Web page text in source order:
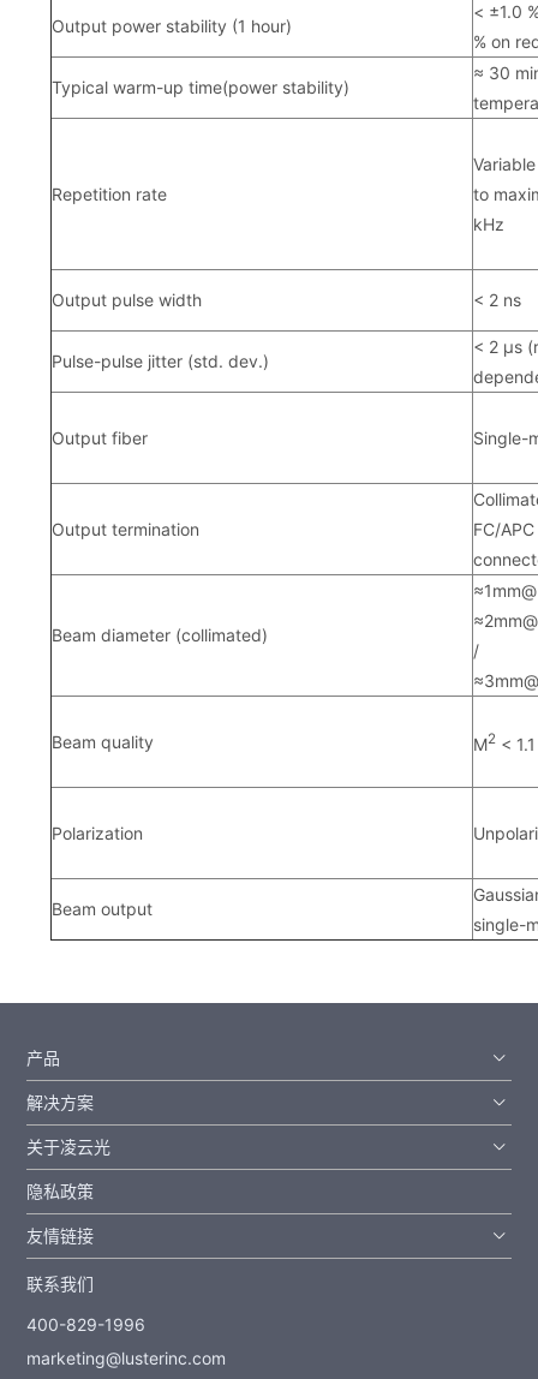
Output power stability (1 hour)
< ±1.0
% on
Typical warm-up time(power stability)
≈ 30
Repetition rate
to
kHz
Output pulse width < 2 ns
Pulse-pulse jitter (std. dev.)
< 2 µs
Output fiber Single-
Output termination
FC/APC
Beam diameter (collimated)
≈1mm
/
Beam quality M2 < 1.1
Polarization
Beam output
single-
产品
解决方案
关于凌云光
隐私政策
友情链接
联系我们
400-829-1996
marketing@lusterinc.com